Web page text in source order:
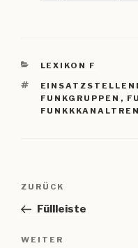
KATEGORIEN
LEXIKON F
SCHLAGWÖRTER
FUNKGRUPPEN ,
Beitragsnavigation
Vorheriger
Beitrag
ZURÜCK
Füllleiste
Nächster
WEITER